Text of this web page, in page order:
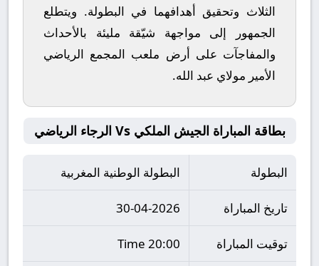
الثلاث وتحقيق أهدافهما في البطولة. ويتطلع
الجمهور إلى مواجهة شيّقة مليئة بالأحداث
والمفاجآت على أرض ملعب المجمع الرياضي
الأمير مولاي عبد الله.
بطاقة المباراة الجيش الملكي Vs الرجاء الرياضي
البطولة البطولة الوطنية المغربية
تاريخ المباراة 30-04-2026
توقيت المباراة 20:00 Time